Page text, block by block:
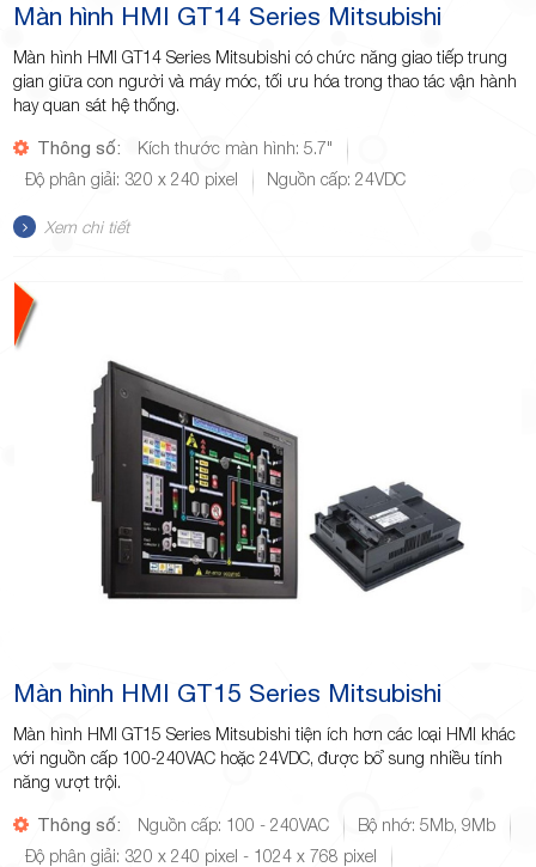
Màn hình HMI GT14 Series Mitsubishi
Màn hình HMI GT14 Series Mitsubishi có chức năng giao tiếp trung
gian giữa con người và máy móc, tối ưu hóa trong thao tác vận hành
hay quan sát hệ thống.
Thông số:
Kích thước màn hình: 5.7"
Độ phân giải: 320 x 240 pixel
Nguồn cấp: 24VDC
Xem chi tiết
Màn hình HMI GT15 Series Mitsubishi
Màn hình HMI GT15 Series Mitsubishi tiện ích hơn các loại HMI khác
với nguồn cấp 100-240VAC hoặc 24VDC, được bổ sung nhiều tính
năng vượt trội.
Thông số: Nguồn cấp: 100 - 240VAC
Bộ nhớ: 5Mb, 9Mb
Độ phân giải: 320 x 240 pixel - 1024 x 768 pixel